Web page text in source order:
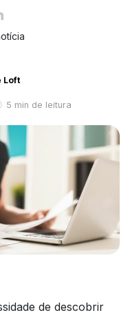
Loft
5 min de leitura
de descobrir